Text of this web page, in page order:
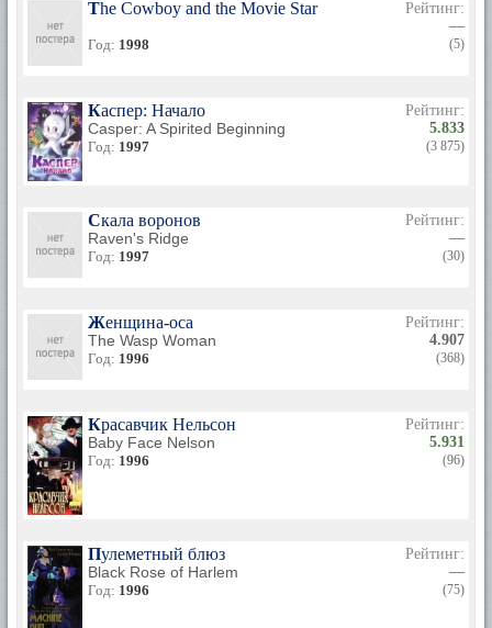
The Cowboy and the Movie Star
Год: 1998
Рейтинг:
—
(5)
Каспер: Начало
Casper: A Spirited Beginning
Год: 1997
Рейтинг:
5.833
(3 875)
Скала воронов
Raven's Ridge
Год: 1997
Рейтинг:
—
(30)
Женщина-оса
The Wasp Woman
Год: 1996
Рейтинг:
4.907
(368)
Красавчик Нельсон
Baby Face Nelson
Год: 1996
Рейтинг:
5.931
(96)
Пулеметный блюз
Black Rose of Harlem
Год: 1996
Рейтинг:
—
(75)